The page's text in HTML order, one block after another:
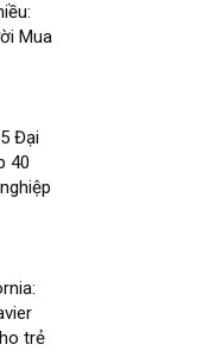
Mua
Đại
40
trẻ